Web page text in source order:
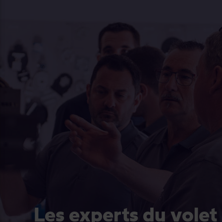
Les experts du volet